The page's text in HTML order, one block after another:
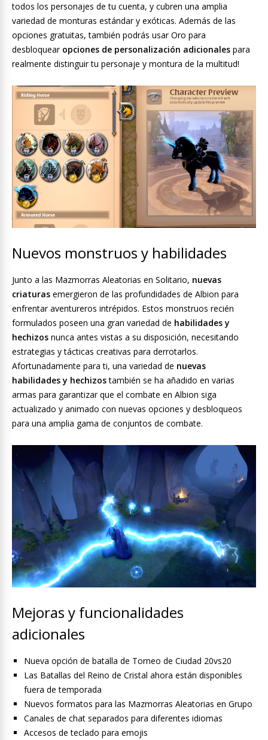
todos los personajes de tu cuenta, y cubren una amplia
variedad de monturas estándar y exóticas. Además de las
opciones gratuitas, también podrás usar Oro para
desbloquear opciones de personalización adicionales para
realmente distinguir tu personaje y montura de la multitud!
Nuevos monstruos y habilidades
Junto a las Mazmorras Aleatorias en Solitario, nuevas
criaturas emergieron de las profundidades de Albion para
enfrentar aventureros intrépidos. Estos monstruos recién
formulados poseen una gran variedad de habilidades y
hechizos nunca antes vistas a su disposición, necesitando
estrategias y tácticas creativas para derrotarlos.
Afortunadamente para ti, una variedad de nuevas
habilidades y hechizostambién se ha añadido en varias
armas para garantizar que el combate en Albion siga
actualizado y animado con nuevas opciones y desbloqueos
para una amplia gama de conjuntos de combate.
Mejoras y funcionalidades
adicionales
Nueva opción de batalla de Torneo de Ciudad 20vs20
Las Batallas del Reino de Cristal ahora están disponibles
fuera de temporada
Nuevos formatos para las Mazmorras Aleatorias en Grupo
Canales de chat separados para diferentes idiomas
Accesos de teclado para emojis